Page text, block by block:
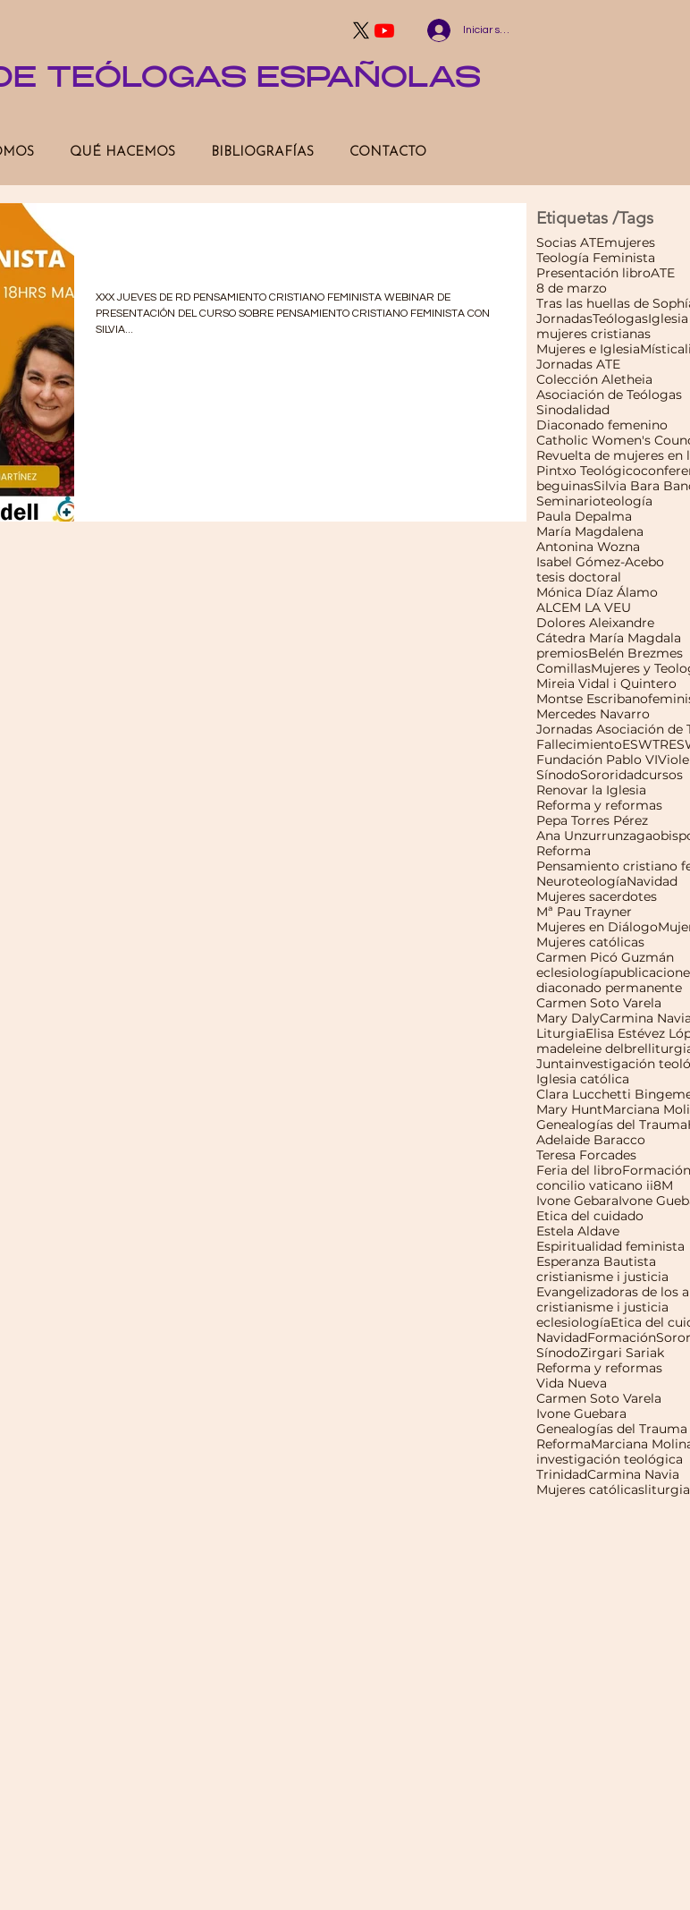
Iniciar sesión
TEÓLOGAS ESPAÑOLAS
XXX JUEVES DE RD PENSAMIENTO CRISTIANO FEMINISTA WEBINAR DE
PRESENTACIÓN DEL CURSO SOBRE PENSAMIENTO CRISTIANO FEMINISTA CON
SILVIA...
Etiquetas /Tags
Socias ATEmujeres
Teología Feminista
Presentación libroATE
8 de marzo
Tras las huellas de
JornadasTeólogasIglesia
mujeres cristianas
Mujeres e IglesiaMística
Jornadas ATE
Colección Aletheia
Asociación de Teólogas
Sinodalidad
Diaconado femenino
Catholic Women's
Pintxo Teológico
beguinasSilvia Bara
Seminarioteología
Paula Depalma
María Magdalena
Antonina Wozna
Isabel Gómez-Acebo
tesis doctoral
Mónica Díaz Álamo
ALCEM LA VEU
Dolores Aleixandre
Cátedra María Magdala
premiosBelén Brezmes
ComillasMujeres y
Mireia Vidal i Quintero
Montse Escribano
Mercedes Navarro
FallecimientoESWTR
Fundación Pablo VI
SínodoSororidadcursos
Renovar la Iglesia
Reforma y reformas
Pepa Torres Pérez
Ana Unzurrunzaga
Reforma
NeuroteologíaNavidad
Mujeres sacerdotes
Mª Pau Trayner
Mujeres en Diálogo
Mujeres católicas
Carmen Picó Guzmán
eclesiología
diaconado permanente
Carmen Soto Varela
Mary DalyCarmina
LiturgiaElisa Estévez
madeleine delbrel
Juntainvestigación
Iglesia católica
Clara Lucchetti
Mary HuntMarciana
Genealogías del Trauma
Adelaide Baracco
Teresa Forcades
Feria del libroFormación
concilio vaticano ii8M
Ivone GebaraIvone
Etica del cuidado
Estela Aldave
Espiritualidad feminista
Esperanza Bautista
cristianisme i justicia
cristianisme i justicia
eclesiologíaEtica del
NavidadFormación
SínodoZirgari Sariak
Reforma y reformas
Vida Nueva
Carmen Soto Varela
Ivone Guebara
Genealogías del Trauma
ReformaMarciana
investigación teológica
TrinidadCarmina Navia
Mujeres católicasliturgia
QUÉ HACEMOS BIBLIOGRAFÍAS CONTACTO